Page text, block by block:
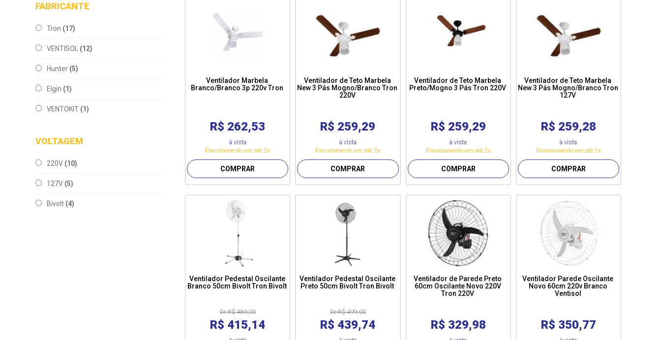
FABRICANTE
Tron (17)
VENTISOL (12)
Hunter (5)
Elgin (1)
VENTOKIT (1)
VOLTAGEM
220V (10)
127V (5)
Bivolt (4)
Ventilador Marbela
Branco/Branco 3p 220v Tron
R$ 262,53
à vista
Parcelamento em até 2x
COMPRAR
Ventilador de Teto Marbela
New 3 Pás Mogno/Branco Tron
220V
R$ 259,29
à vista
Parcelamento em até 2x
COMPRAR
Ventilador de Teto Marbela
Preto/Mogno 3 Pás Tron 220V
R$ 259,29
à vista
Parcelamento em até 2x
COMPRAR
Ventilador de Teto Marbela
New 3 Pás Mogno/Branco Tron
127V
R$ 259,28
à vista
Parcelamento em até 2x
COMPRAR
Ventilador Pedestal Oscilante
Branco 50cm Bivolt Tron Bivolt
De R$ 489,00
R$ 415,14
Ventilador Pedestal Oscilante
Preto 50cm Bivolt Tron Bivolt
De R$ 499,00
R$ 439,74
Ventilador de Parede Preto
60cm Oscilante Novo 220V
Tron 220V
R$ 329,98
Ventilador Parede Oscilante
Novo 60cm 220v Branco
Ventisol
R$ 350,77